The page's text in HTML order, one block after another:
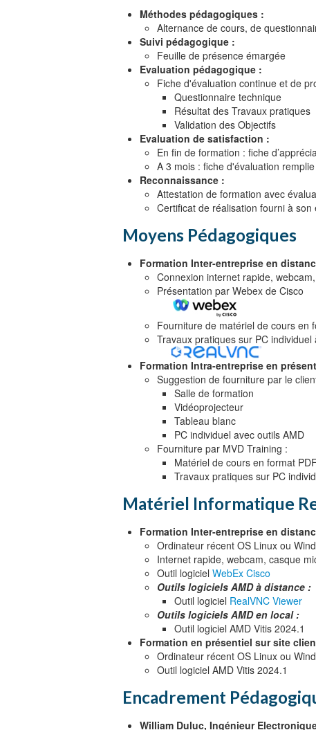
Méthodes pédagogiques :
Alternance de cours, de
Suivi pédagogique :
Feuille de présence émargée
Evaluation pédagogique :
Fiche d'évaluation continue et de
Questionnaire technique
Résultat des Travaux pratiques
Validation des Objectifs
Evaluation de satisfaction :
En fin de formation : fiche
A 3 mois : fiche d'évaluation
Reconnaissance :
Attestation de formation avec
Certificat de réalisation fourni à son
Moyens Pédagogiques
Formation Inter-entreprise en
Connexion internet rapide,
Présentation par Webex de Cisco
Fourniture de matériel de cours en
Travaux pratiques sur PC
Formation Intra-entreprise en
Suggestion de fourniture par le
Salle de formation
Vidéoprojecteur
Tableau blanc
PC individuel avec outils AMD
Fourniture par MVD Training :
Matériel de cours en format PDF
Travaux pratiques sur PC
Matériel Informatique
Formation Inter-entreprise en
Ordinateur récent OS Linux ou
Internet rapide, webcam, casque
Outil logiciel WebEx Cisco
Outils logiciels AMD à distance :
Outil logiciel RealVNC Viewer
Outils logiciels AMD en local :
Outil logiciel AMD Vitis 2024.1
Formation en présentiel sur site
Ordinateur récent OS Linux ou
Outil logiciel AMD Vitis 2024.1
Encadrement
William Duluc, Ingénieur